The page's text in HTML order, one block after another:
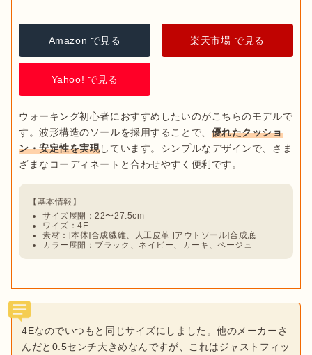
Amazon で見る 楽天市場 で見る
Yahoo! で見る
ウォーキング初心者におすすめしたいのがこちらのモデルで
す。波形構造のソールを採用することで、 優れたクッショ
ン・安定性を実現しています。シンプルなデザインで、さま
サイズ展開：22〜27.5cm
ワイズ：4E
素材：[本体]合成繊維、人工皮革 [アウトソール]合成底
カラー展開：ブラック、ネイビー、カーキ、ベージュ
4Eなのでいつもと同じサイズにしました。他のメーカーさ
んだと0.5センチ大きめなんですが、これはジャストフィッ